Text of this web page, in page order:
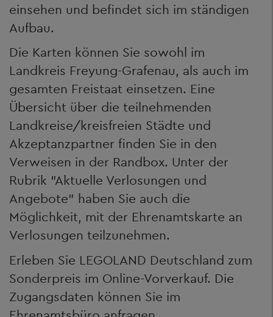
einsehen und befindet sich im ständigen
Aufbau.
Die Karten können Sie sowohl im
Landkreis Freyung-Grafenau, als auch im
gesamten Freistaat einsetzen. Eine
Übersicht über die teilnehmenden
Landkreise/kreisfreien Städte und
Akzeptanzpartner finden Sie in den
Verweisen in der Randbox. Unter der
Rubrik "Aktuelle Verlosungen und
Angebote" haben Sie auch die
Möglichkeit, mit der Ehrenamtskarte an
Verlosungen teilzunehmen.
Erleben Sie LEGOLAND Deutschland zum
Sonderpreis im Online-Vorverkauf. Die
Zugangsdaten können Sie im